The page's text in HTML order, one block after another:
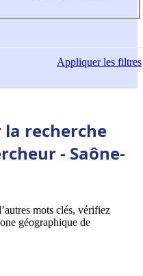
Appliquerles filtres
recherche
- Saône-
mots clés, vérifiez
géographique de